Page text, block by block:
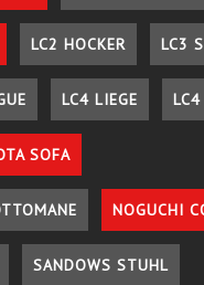
LC2 HOCKER LC3
LC4 LIEGE
SOFA
NOGUCHI
SANDOWS STUHL